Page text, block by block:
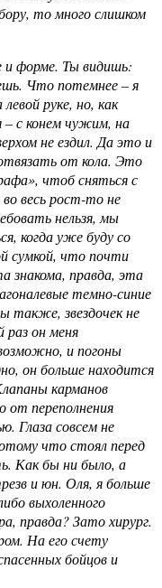
то много слишком
и форме. Ты видишь:
Что потемнее – я
руке, но, как
– с конем чужим, на
не ездил. Да это и
от кола. Это
чтоб сняться с
весь рост-то не
нельзя, мы
когда уже буду со
сумкой, что почти
знакома, правда, эта
темно-синие
также, звездочек не
он меня
и погоны
он больше находится
карманов
переполнения
Глаза совсем не
что стоял перед
Как бы ни было, а
и юн. Оля, я больше
выхоленного
правда? Зато хирург.
На его счету
бойцов и